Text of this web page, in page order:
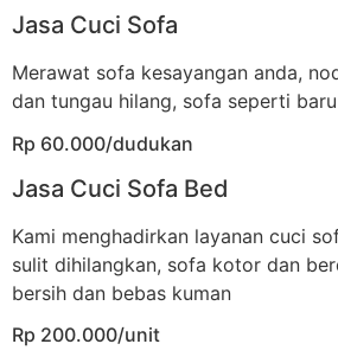
Jasa Cuci Sofa
Merawat sofa kesayangan anda,
dan tungau hilang, sofa seperti
Rp 60.000/dudukan
Jasa Cuci Sofa Bed
Kami menghadirkan layanan cuci
sulit dihilangkan, sofa kotor dan
bersih dan bebas kuman
Rp 200.000/unit